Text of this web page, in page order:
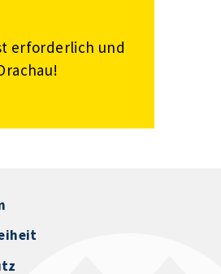
erforderlich und